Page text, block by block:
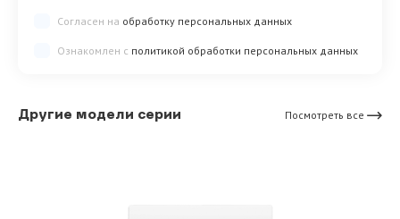
Согласен на обработку персональных данных
Ознакомлен с политикой обработки персональных данных
Другие модели серии Посмотреть все